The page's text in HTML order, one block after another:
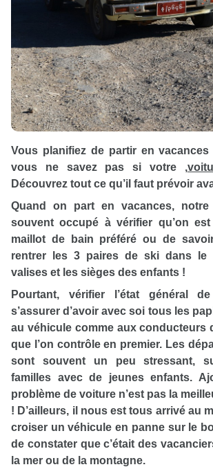
Vous planifiez de partir en
vous ne savez pas si votre ,
Découvrez tout ce qu’il faut prévoir
Quand on part en vacances,
souvent occupé à vérifier qu’on
maillot de bain préféré ou de
rentrer les 3 paires de ski dans le
valises et les sièges des enfants !
Pourtant, vérifier l’état général
s’assurer d’avoir avec soi tous les
au véhicule comme aux conducteurs
que l’on contrôle en premier. Les
sont souvent un peu stressant,
familles avec de jeunes enfants.
problème de voiture n’est pas la
! D’ailleurs, il nous est tous arrivé au
croiser un véhicule en panne sur le
de constater que c’était des
la mer ou de la montagne.